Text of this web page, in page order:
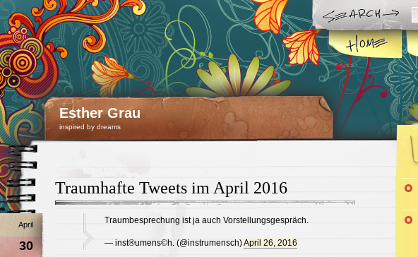
Esther Grau
inspired by dreams
Traumhafte Tweets im April 2016
April
30
Traumbesprechung ist ja auch Vorstellungsgespräch.
— inst®umens©h. (@instrumensch)April 26, 2016